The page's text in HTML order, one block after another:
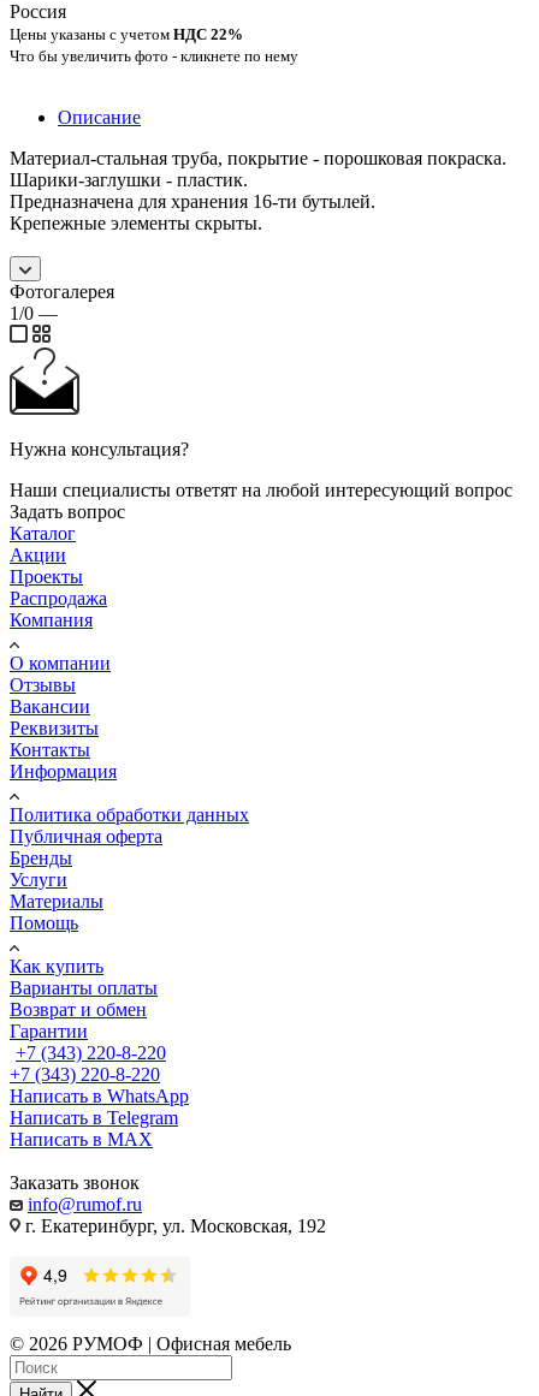
Россия
Цены указаны с учетом НДС 22%
Что бы увеличить фото - кликнете по нему
Описание
Материал-стальная труба, покрытие - порошковая покраска.
Шарики-заглушки - пластик.
Предназначена для хранения 16-ти бутылей.
Крепежные элементы скрыты.
Фотогалерея
1/0 —
Нужна консультация?
Наши специалисты ответят на любой интересующий вопрос
Задать вопрос
Каталог
Акции
Проекты
Распродажа
Компания
О компании
Отзывы
Вакансии
Реквизиты
Контакты
Информация
Политика обработки данных
Публичная оферта
Бренды
Услуги
Материалы
Помощь
Как купить
Варианты оплаты
Возврат и обмен
Гарантии
+7 (343) 220-8-220
+7 (343) 220-8-220
Написать в WhatsApp
Написать в Telegram
Написать в MAX
Заказать звонок
info@rumof.ru
г. Екатеринбург, ул. Московская, 192
© 2026 РУМОФ | Офисная мебель